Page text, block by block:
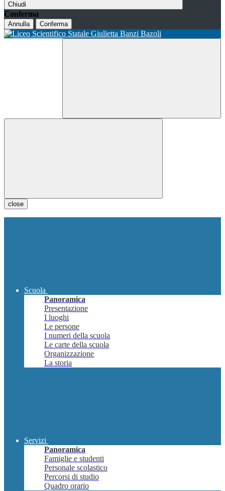
Chiudi
Conferma
Annulla Conferma
close
Scuola
Panoramica
Presentazione
I luoghi
Le persone
I numeri della scuola
Le carte della scuola
Organizzazione
La storia
Servizi
Panoramica
Famiglie e studenti
Personale scolastico
Percorsi di studio
Quadro orario